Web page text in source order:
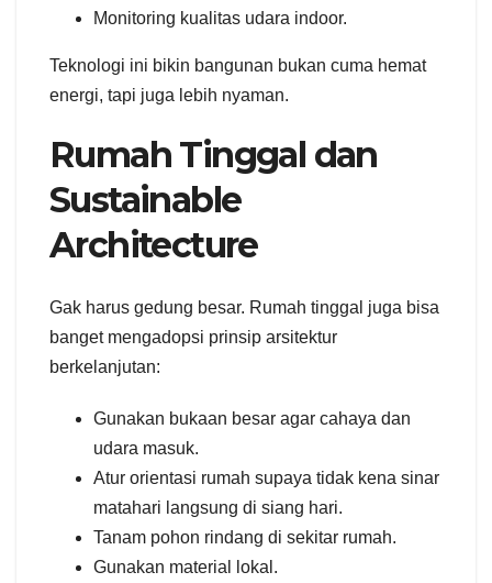
Monitoring kualitas udara indoor.
Teknologi ini bikin bangunan bukan cuma hemat
energi, tapi juga lebih nyaman.
Rumah Tinggal dan
Sustainable
Architecture
Gak harus gedung besar. Rumah tinggal juga bisa
banget mengadopsi prinsip arsitektur
berkelanjutan:
Gunakan bukaan besar agar cahaya dan
udara masuk.
Atur orientasi rumah supaya tidak kena sinar
matahari langsung di siang hari.
Tanam pohon rindang di sekitar rumah.
Gunakan material lokal.